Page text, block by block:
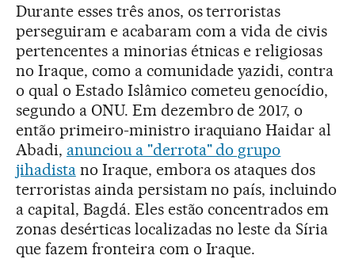
Durante esses três anos, os terroristas
perseguiram e acabaram com a vida de civis
pertencentes a minorias étnicas e religiosas
no Iraque, como a comunidade yazidi, contra
o qual o Estado Islâmico cometeu genocídio,
segundo a ONU. Em dezembro de 2017, o
então primeiro-ministro iraquiano Haidar al
Abadi, anunciou a "derrota" do grupo
jihadistano Iraque, embora os ataques dos
terroristas ainda persistam no país, incluindo
a capital, Bagdá. Eles estão concentrados em
zonas desérticas localizadas no leste da Síria
que fazem fronteira com o Iraque.